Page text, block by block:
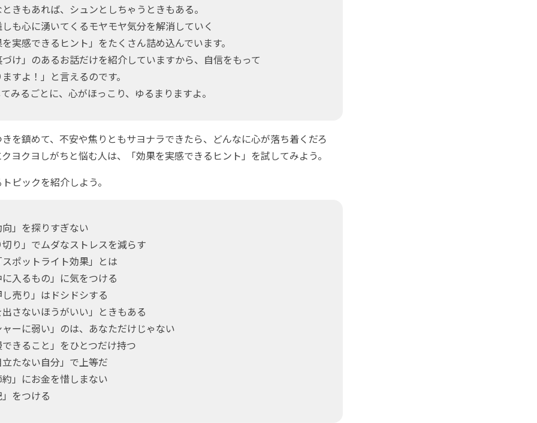
きもあれば、シュンとしちゃうときもある。
も心に湧いてくるモヤモヤ気分を解消していく
を実感できるヒント」をたくさん詰め込んでいます。
づけ」のあるお話だけを紹介していますから、自信をもって
ますよ！」と言えるのです。
みるごとに、心がほっこり、ゆるまりますよ。
を鎮めて、不安や焦りともサヨナラできたら、どんなに心が落ち着くだろ
ヨクヨしがちと悩む人は、「効果を実感できるヒント」を試してみよう。
ピックを紹介しよう。
向」を探りすぎない
切り」でムダなストレスを減らす
スポットライト効果」とは
に入るもの」に気をつける
し売り」はドシドシする
出さないほうがいい」ときもある
ャーに弱い」のは、あなただけじゃない
できること」をひとつだけ持つ
立たない自分」で上等だ
約」にお金を惜しまない
をつける